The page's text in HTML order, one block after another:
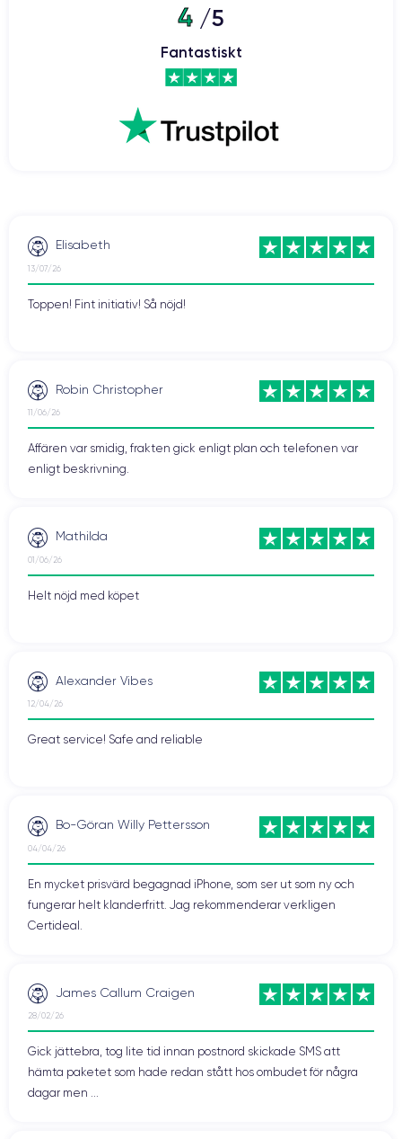
4 /5
Fantastiskt
Elisabeth
13/07/26
Toppen! Fint initiativ! Så nöjd!
Robin Christopher
11/06/26
Affären var smidig, frakten gick enligt plan och telefonen var
enligt beskrivning.
Mathilda
01/06/26
Helt nöjd med köpet
Alexander Vibes
12/04/26
Great service! Safe and reliable
Bo-Göran Willy Pettersson
04/04/26
En mycket prisvärd begagnad iPhone, som ser ut som ny och
fungerar helt klanderfritt. Jag rekommenderar verkligen
Certideal.
James Callum Craigen
28/02/26
Gick jättebra, tog lite tid innan postnord skickade SMS att
hämta paketet som hade redan stått hos ombudet för några
dagar men ...